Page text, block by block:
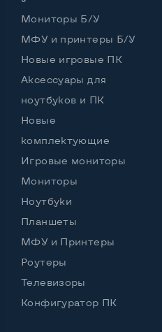
Русские и украинские
Полноразмерная
Операционная система
Разъемы подключения:
Выход VGA
Выход Display port
Выход HDMI
Разъем для карт SD/SDHC
Мониторы Б/У
МФУ и принтеры Б/У
Новые игровые ПК
Аксессуары для
ноутбуков и ПК
Новые
комплектующие
Игровые мониторы
Мониторы
Ноутбуки
Планшеты
МФУ и Принтеры
Роутеры
Телевизоры
Конфигуратор ПК